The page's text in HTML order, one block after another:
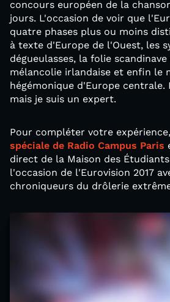
concours européen de la
jours. L'occasion de voir que
quatre phases plus ou moins
à texte d'Europe de l'Ouest, les
dégueulasses, la folie
mélancolie irlandaise et enfin le
hégémonique d'Europe centrale.
mais je suis un expert.
Pour compléter votre
spéciale de Radio Campus Paris
direct de la Maison des
l'occasion de l'Eurovision 2017
chroniqueurs du drôlerie